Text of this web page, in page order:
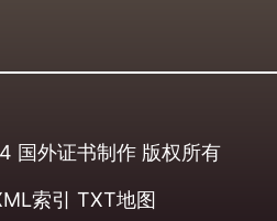
国外证书制作 版权所有
索引 TXT地图